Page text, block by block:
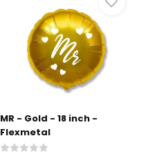
MR - Gold - 18 inch -
Flexmetal